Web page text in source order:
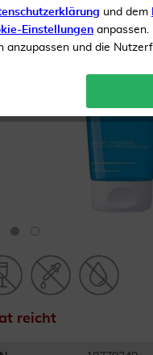
reicht
und dem
Einstellungen anpassen.
anzupassen und die